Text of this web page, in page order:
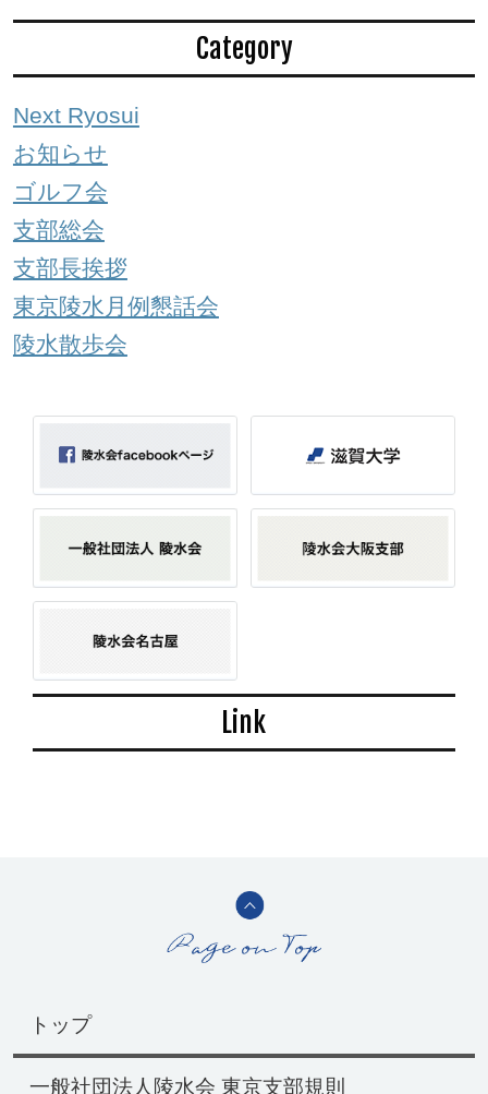
Category
Next Ryosui
お知らせ
ゴルフ会
支部総会
支部長挨拶
東京陵水月例懇話会
陵水散歩会
Link
トップ
一般社団法人陵水会 東京支部規則